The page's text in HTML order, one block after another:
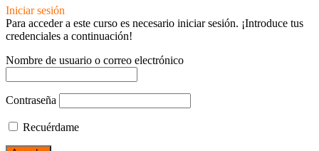
Iniciar sesión
Para acceder a este curso es necesario iniciar sesión. ¡Introduce tus
credenciales a continuación!
Nombre de usuario o correo electrónico
Contraseña
Recuérdame